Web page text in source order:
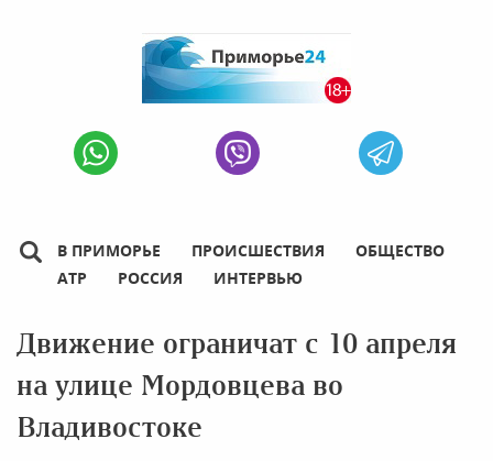
В ПРИМОРЬЕ ПРОИСШЕСТВИЯ
ОБЩЕСТВО
АТР
РОССИЯ ИНТЕРВЬЮ
Движение ограничат с 10 апреля
на улице Мордовцева во
Владивостоке